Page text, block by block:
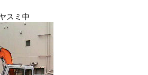
スミ中